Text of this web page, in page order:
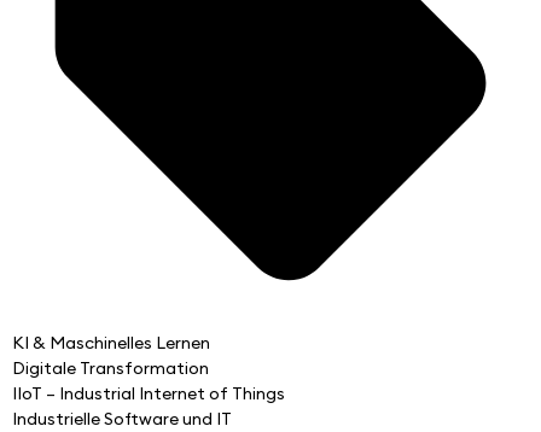
KI & Maschinelles Lernen
Digitale Transformation
IIoT – Industrial Internet of Things
Industrielle Software und IT